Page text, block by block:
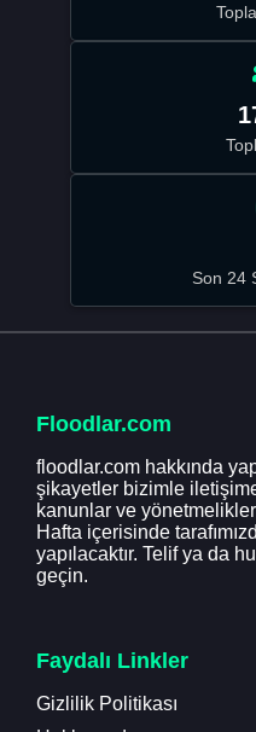
Son 24
Floodlar.com
floodlar.com hakkında
şikayetler bizimle
kanunlar ve
Hafta içerisinde
yapılacaktır. Telif ya da
geçin.
Faydalı Linkler
Gizlilik Politikası